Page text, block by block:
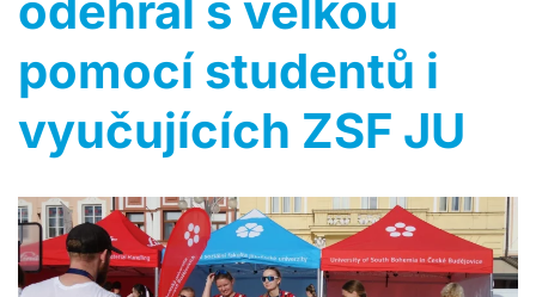
pomocí studentů i
vyučujících ZSF JU